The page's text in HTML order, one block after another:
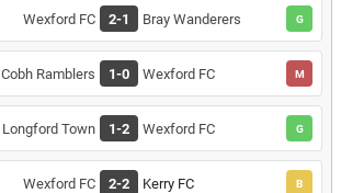
Wexford FC 2-1 Bray Wanderers G
Cobh Ramblers 1-0 Wexford FC M
Longford Town 1-2 Wexford FC G
Wexford FC 2-2 Kerry FC B